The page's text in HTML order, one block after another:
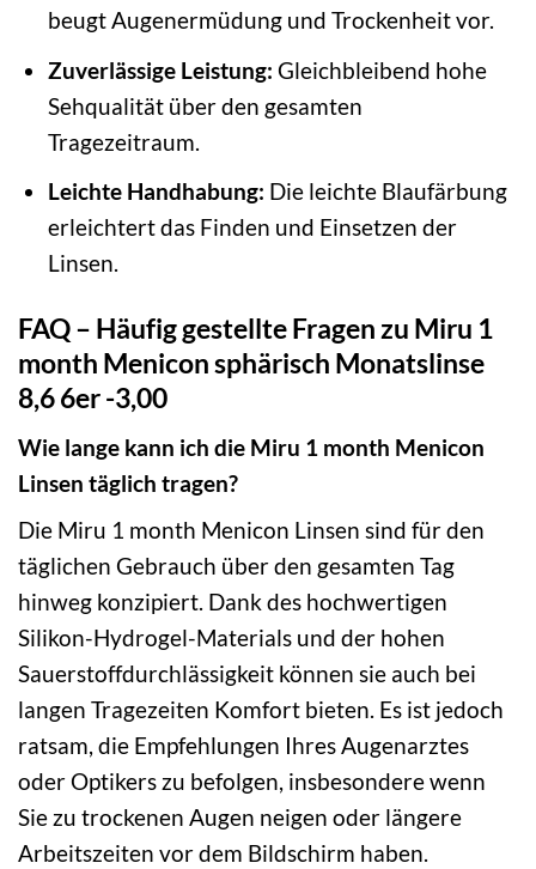
beugt Augenermüdung und Trockenheit vor.
Zuverlässige Leistung: Gleichbleibend hohe
Sehqualität über den gesamten
Tragezeitraum.
Leichte Handhabung: Die leichte Blaufärbung
erleichtert das Finden und Einsetzen der
Linsen.
FAQ – Häufig gestellte Fragen zu Miru 1
month Menicon sphärisch Monatslinse
8,6 6er -3,00
Wie lange kann ich die Miru 1 month Menicon
Linsen täglich tragen?
Die Miru 1 month Menicon Linsen sind für den
täglichen Gebrauch über den gesamten Tag
hinweg konzipiert. Dank des hochwertigen
Silikon-Hydrogel-Materials und der hohen
Sauerstoffdurchlässigkeit können sie auch bei
langen Tragezeiten Komfort bieten. Es ist jedoch
ratsam, die Empfehlungen Ihres Augenarztes
oder Optikers zu befolgen, insbesondere wenn
Sie zu trockenen Augen neigen oder längere
Arbeitszeiten vor dem Bildschirm haben.